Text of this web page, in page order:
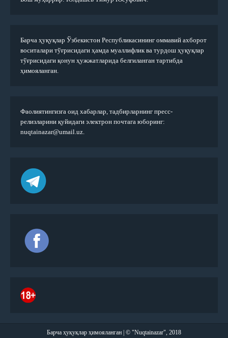
Барча ҳуқуқлар Ўзбекистон Республикасининг оммавий ахборот
воситалари тўғрисидаги ҳамда муаллифлик ва турдош ҳуқуқлар
тўғрисидаги қонун ҳужжатларида белгиланган тартибда
ҳимояланган.
Фаолиятингизга оид хабарлар, тадбирларнинг пресс-
релизларини қуйидаги электрон почтага юборинг:
nuqtainazar@umail.uz.
Барча ҳуқуқлар ҳимояланган | © "Nuqtainazar", 2018